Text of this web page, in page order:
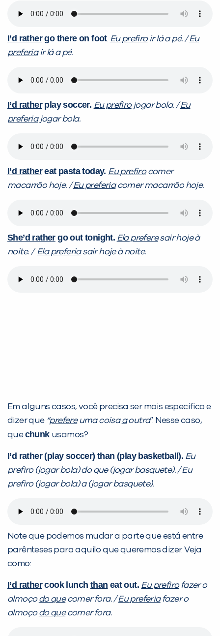
I’d rathergo there on foot. Eu prefiroir lá a pé. /Eu
preferiair lá a pé.
I’d ratherplay soccer. Eu prefirojogar bola. /Eu
preferiajogar bola.
I’d rathereat pasta today. Eu prefirocomer
macarrão hoje. /Eu preferiacomer macarrão hoje.
She’d rathergo out tonight. Ela preferesair hoje à
noite. / Ela preferiasair hoje à noite.
Em alguns casos, você precisa ser mais específico e
dizer que “prefereuma coisaaoutra”. Nesse caso,
quechunk usamos?
I’d rather (play soccer) than (play basketball). Eu
prefiro (jogar bola) do que (jogar basquete). / Eu
prefiro (jogar bola) a (jogar basquete).
Note que podemos mudar a parte que está entre
parênteses para aquilo que queremos dizer. Veja
como:
I’d rathercook lunch than eat out. Eu prefirofazer o
almoçodo quecomer fora. /Eu preferiafazer o
almoçodo quecomer fora.